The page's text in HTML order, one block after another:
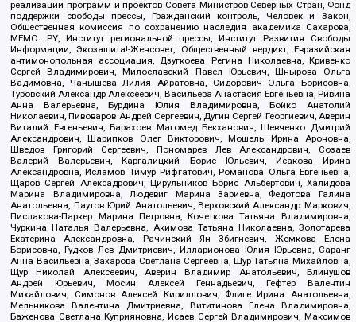
реализации программ и проектов Совета Министров Северных Стран, Фонд
поддержки свободы прессы, Гражданский контроль, Человек и Закон,
Общественная комиссия по сохранению наследия академика Сахарова,
МЕМО. РУ, Институт региональной прессы, Институт Развития Свободы
Информации, Экозащита!-Женсовет, Общественный вердикт, Евразийская
антимонопольная ассоциация, Дзугкоева Регина Николаевна, Кривенко
Сергей Владимирович, Милославский Павел Юрьевич, Шнырова Ольга
Вадимовна, Чанышева Лилия Айратовна, Сидорович Ольга Борисовна,
Туровский Александр Алексеевич, Васильева Анастасия Евгеньевна, Ривина
Анна Валерьевна, Бурдина Юлия Владимировна, Бойко Анатолий
Николаевич, Пивоваров Андрей Сергеевич, Дугин Сергей Георгиевич, Аверин
Виталий Евгеньевич, Барахоев Магомед Бекханович, Шевченко Дмитрий
Александрович, Шарипков Олег Викторович, Мошель Ирина Ароновна,
Шведов Григорий Сергеевич, Пономарев Лев Александрович, Созаев
Валерий Валерьевич, Каргалицкий Борис Юльевич, Исакова Ирина
Александровна, Исламов Тимур Рифгатович, Романова Ольга Евгеньевна,
Щаров Сергей Алексадрович, Цирульников Борис Альбертович, Халидова
Марина Владимировна, Людевиг Марина Зариевна, Федотова Галина
Анатольевна, Паутов Юрий Анатольевич, Верховский Александр Маркович,
Пислакова-Паркер Марина Петровна, Кочеткова Татьяна Владимировна,
Чуркина Наталья Валерьевна, Акимова Татьяна Николаевна, Золотарева
Екатерина Александровна, Рачинский Ян Збигневич, Жемкова Елена
Борисовна, Гудков Лев Дмитриевич, Илларионова Юлия Юрьевна, Саранг
Анна Васильевна, Захарова Светлана Сергеевна, Щур Татьяна Михайловна,
Щур Николай Алексеевич, Аверин Владимир Анатольевич, Блинушов
Андрей Юрьевич, Мосин Алексей Геннадьевич, Гефтер Валентин
Михайлович, Симонов Алексей Кириллович, Флиге Ирина Анатольевна,
Мельникова Валентина Дмитриевна, Вититинова Елена Владимировна,
Баженова Светлана Куприяновна, Исаев Сергей Владимирович, Максимов